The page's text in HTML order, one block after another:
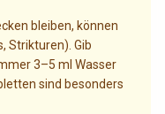
bleiben, können
Strikturen). Gib
3–5 ml Wasser
sind besonders